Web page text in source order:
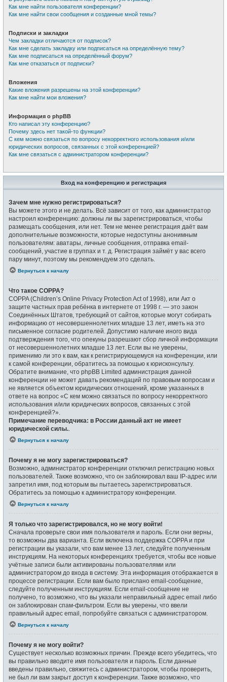
Как мне найти пользователя конференции?
Как мне найти свои сообщения и созданные мной темы?
Подписки и закладки
Чем закладки отличаются от подписок?
Как мне сделать закладку или подписаться на определённую тему?
Как мне подписаться на определённый форум?
Как мне отказаться от подписки?
Вложения
Какие вложения разрешены на этой конференции?
Как мне найти мои вложения?
Информация о phpBB
Кто написал эту конференцию?
Почему здесь нет такой-то функции?
С кем можно связаться по вопросу некорректного использования и/или
юридических вопросов, связанных с этой конференцией?
Как мне связаться с администратором конференции?
Вход на конференцию и регистрация
Зачем мне нужно регистрироваться?
Вы можете этого и не делать. Всё зависит от того, как администратор
настроил конференцию: должны ли вы зарегистрироваться, чтобы
размещать сообщения, или нет. Тем не менее регистрация даёт вам
дополнительные возможности, которые недоступны анонимным
пользователям: аватары, личные сообщения, отправка email-
сообщений, участие в группах и т. д. Регистрация займёт у вас всего
пару минут, поэтому мы рекомендуем это сделать.
Вернуться к началу
Что такое COPPA?
COPPA (Children’s Online Privacy Protection Act of 1998), или Акт о
защите частных прав ребёнка в интернете от 1998 г. — это закон
Соединённых Штатов, требующий от сайтов, которые могут собирать
информацию от несовершеннолетних младше 13 лет, иметь на это
письменное согласие родителей. Допустимо наличие иного вида
подтверждения того, что опекуны разрешают сбор личной информации
от несовершеннолетних младше 13 лет. Если вы не уверены,
применимо ли это к вам, как к регистрирующемуся на конференции, или
к самой конференции, обратитесь за помощью к юрисконсульту.
Обратите внимание, что phpBB Limited администрация данной
конференции не может давать рекомендаций по правовым вопросам и
не является объектом юридических отношений, кроме указанных в
ответе на вопрос «С кем можно связаться по вопросу некорректного
использования и/или юридических вопросов, связанных с этой
конференцией?».
Примечание переводчика: в России данный акт не имеет
юридической силы.
Вернуться к началу
Почему я не могу зарегистрироваться?
Возможно, администратор конференции отключил регистрацию новых
пользователей. Также возможно, что он заблокировал ваш IP-адрес или
запретил имя, под которым вы пытаетесь зарегистрироваться.
Обратитесь за помощью к администратору конференции.
Вернуться к началу
Я только что зарегистрировался, но не могу войти!
Сначала проверьте свои имя пользователя и пароль. Если они верны,
то возможны два варианта. Если включена поддержка COPPA и при
регистрации вы указали, что вам менее 13 лет, следуйте полученным
инструкциям. На некоторых конференциях требуется, чтобы все новые
учётные записи были активированы пользователями или
администратором до входа в систему. Эта информация отображается в
процессе регистрации. Если вам было прислано email-сообщение,
следуйте полученным инструкциям. Если email-сообщение не
получено, то возможно, что вы указали неправильный адрес email либо
он заблокирован спам-фильтром. Если вы уверены, что ввели
правильный адрес email, попробуйте связаться с администратором.
Вернуться к началу
Почему я не могу войти?
Существует несколько возможных причин. Прежде всего убедитесь, что
вы правильно вводите имя пользователя и пароль. Если данные
введены правильно, свяжитесь с администратором, чтобы проверить,
не был ли вам закрыт доступ к конференции. Также возможно, что